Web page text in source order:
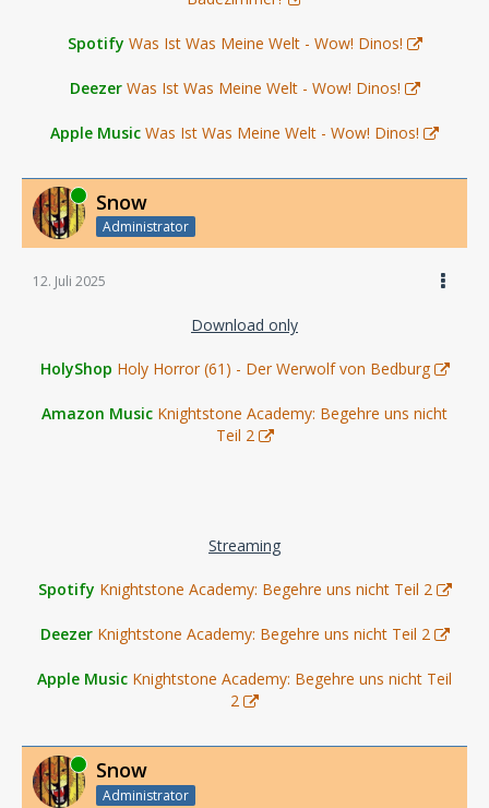
Spotify Was Ist Was Meine Welt - Wow! Dinos!
Deezer Was Ist Was Meine Welt - Wow! Dinos!
Apple Music Was Ist Was Meine Welt - Wow! Dinos!
Online Snow
Administrator
12. Juli 2025
Download only
HolyShop Holy Horror (61) - Der Werwolf von Bedburg
Amazon Music Knightstone Academy: Begehre uns nicht
Teil 2
Streaming
Spotify Knightstone Academy: Begehre uns nicht Teil 2
Deezer Knightstone Academy: Begehre uns nicht Teil 2
Apple Music Knightstone Academy: Begehre uns nicht Teil
2
Online Snow
Administrator